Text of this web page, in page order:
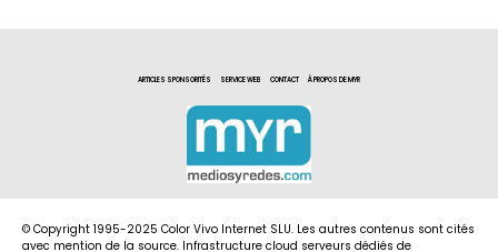
ARTICLES SPONSORITÉS SERVICE WEB CONTACT À PROPOS DE MYR
© Copyright 1995-2025 Color Vivo Internet SLU. Les autres contenus sont cités
avec mention de la source. Infrastructure cloud serveurs dédiés de